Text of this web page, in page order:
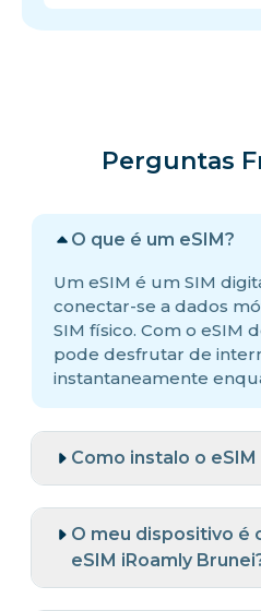
Perguntas
O que é um eSIM?
Um eSIM é um SIM
conectar-se a dados
SIM físico. Com o eSIM
pode desfrutar de
instantaneamente
Como instalo o
O meu dispositivo é
eSIM iRoamly